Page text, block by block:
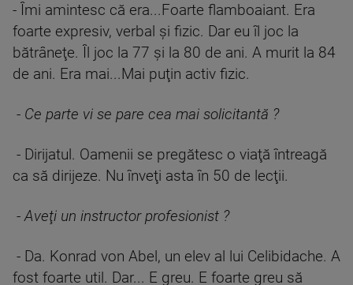
- Îmi amintesc că era...Foarte flamboaiant. Era
foarte expresiv, verbal şi fizic. Dar eu îl joc la
bătrâneţe. Îl joc la 77 şi la 80 de ani. A murit la 84
de ani. Era mai...Mai puţin activ fizic.
- Ce parte vi se pare cea mai solicitantă ?
- Dirijatul. Oamenii se pregătesc o viaţă întreagă
ca să dirijeze. Nu înveţi asta în 50 de lecţii.
-Aveţi un instructor profesionist ?
- Da. Konrad von Abel, un elev al lui Celibidache. A
fost foarte util. Dar... E greu. E foarte greu să